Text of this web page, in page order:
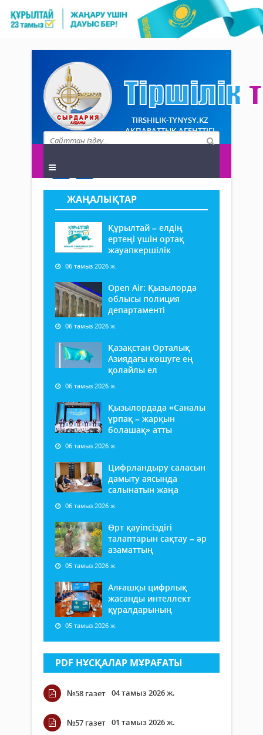
TIRSHILIK-TYNYSY.KZ
АҚПАРАТТЫҚ АГЕНТТІГІ
ЖАҢАЛЫҚТАР
Құрылтай – елдің
ертеңі үшін ортақ
жауапкершілік
06 тамыз 2026 ж.
Open Air: Қызылорда
облысы полиция
департаменті
06 тамыз 2026 ж.
Қазақстан Орталық
Азиядағы көшуге ең
қолайлы ел
06 тамыз 2026 ж.
Қызылордада «Саналы
ұрпақ – жарқын
болашақ» атты
06 тамыз 2026 ж.
Цифрландыру саласын
дамыту аясында
салынатын жаңа
06 тамыз 2026 ж.
Өрт қауіпсіздігі
талаптарын сақтау – әр
азаматтың
05 тамыз 2026 ж.
Алғашқы цифрлық
жасанды интеллект
құралдарының
05 тамыз 2026 ж.
PDF НҰСҚАЛАР МҰРАҒАТЫ
№58 газет 04 тамыз 2026 ж.
№57 газет 01 тамыз 2026 ж.